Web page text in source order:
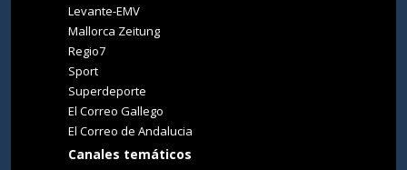
Levante-EMV
Mallorca Zeitung
Regio7
Sport
Superdeporte
El Correo Gallego
El Correo de Andalucia
Canales temáticos